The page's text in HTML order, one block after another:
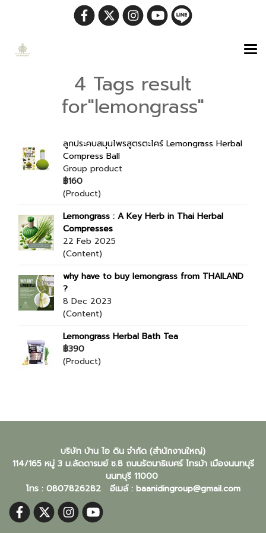
4 Tags result
for"lemongrass"
ลูกประคบสมุนไพรสูตรตะไคร้ Lemongrass Herbal
Compress Ball
Group product
฿160
(Product)
Lemongrass : A Key Herb in Thai Herbal
Compresses
22 Feb 2025
(Content)
why have to buy lemongrass from THAILAND
?
8 Dec 2023
(Content)
Lemongrass Herbal Bath Tea
฿390
(Product)
บริษัท บ้าน ไอ ดิน จำกัด (สำนักงานใหญ่)
114/165 หมู่ 3 ม.ลัดดารมย์ ซ.8 ถนนรัตนาธิเบศร์ ไทรม้า เมืองนนทบุรี
นนทบุรี 11000
โทร : 0807826282 อีเมล์ : baanidingroup@gmail.com